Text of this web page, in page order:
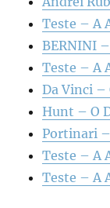
Teste – A
BERNINI –
Teste – A
Da Vinci –
Hunt – O
Portinari –
Teste – A
Teste – A